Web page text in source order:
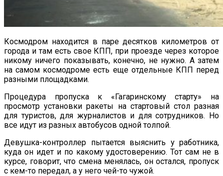
Космодром находится в паре десятков километров от
города и там есть свое КПП, при проезде через которое
никому ничего показывать, конечно, не нужно. А затем
на самом космодроме есть еще отдельные КПП перед
разными площадками.
Процедура пропуска к «Гагаринскому старту» на
просмотр установки ракеты на стартовый стол разная
для туристов, для журналистов и для сотрудников. Но
все идут из разных автобусов одной толпой.
Девушка-контроллер пытается выяснить у работника,
куда он идет и по какому удостоверению. Тот сам не в
курсе, говорит, что смена менялась, он остался, пропуск
с кем-то передал, а у него чей-то чужой.